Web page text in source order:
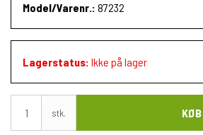
Model/Varenr.: 87232
Lagerstatus: Ikke på lager
stk. KØB